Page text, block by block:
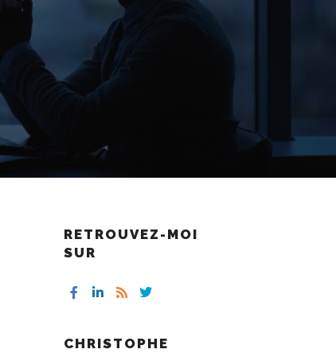
RETROUVEZ-MOI
SUR
CHRISTOPHE